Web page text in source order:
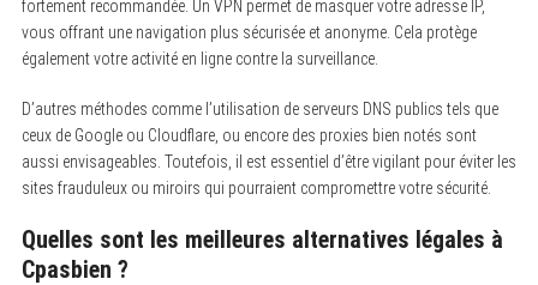
fortement recommandée. Un VPN permet de masquer votre adresse IP,
vous offrant une navigation plus sécurisée et anonyme. Cela protège
également votre activité en ligne contre la surveillance.
D’autres méthodes comme l’utilisation de serveurs DNS publics tels que
ceux de Google ou Cloudflare, ou encore des proxies bien notés sont
aussi envisageables. Toutefois, il est essentiel d’être vigilant pour éviter les
sites frauduleux ou miroirs qui pourraient compromettre votre sécurité.
Quelles sont les meilleures alternatives légales à
Cpasbien ?